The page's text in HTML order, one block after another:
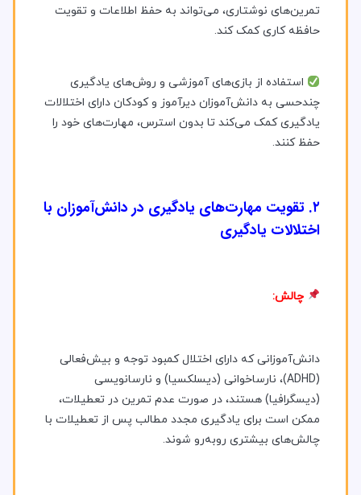
تمرین‌های نوشتاری، می‌تواند به حفظ اطلاعات و تقویت
حافظه کاری کمک کند.
استفاده از بازی‌های آموزشی و روش‌های یادگیری
چندحسی به دانش‌آموزان دیرآموز و کودکان دارای اختلالات
یادگیری کمک می‌کند تا بدون استرس، مهارت‌های خود را
حفظ کنند.
۲. تقویت مهارت‌های یادگیری در دانش‌آموزان با
اختلالات یادگیری
چالش:
دانش‌آموزانی که دارای اختلال کمبود توجه و بیش‌فعالی
(ADHD)، نارساخوانی (دیسلکسیا) و نارسانویسی
(دیسگرافیا) هستند، در صورت عدم تمرین در تعطیلات،
ممکن است برای یادگیری مجدد مطالب پس از تعطیلات با
چالش‌های بیشتری روبه‌رو شوند.